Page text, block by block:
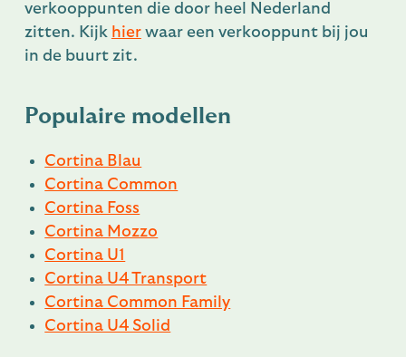
verkooppunten die door heel Nederland
zitten. Kijk hierwaar een verkooppunt bij jou
in de buurt zit.
Populaire modellen
Cortina Blau
Cortina Common
Cortina Foss
Cortina Mozzo
Cortina U1
Cortina U4 Transport
Cortina Common Family
Cortina U4 Solid